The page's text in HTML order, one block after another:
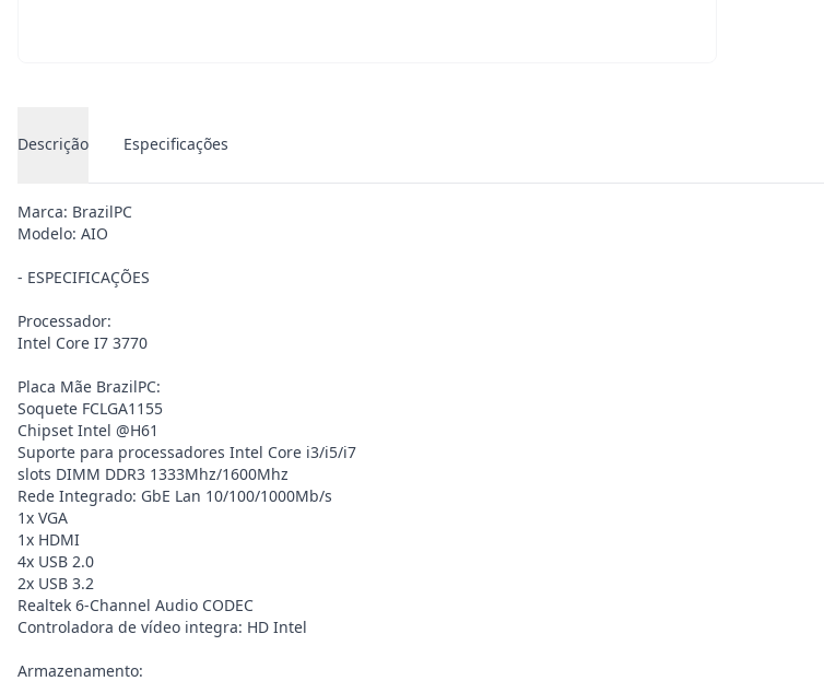
Descrição Especificações
Marca: BrazilPC
Modelo: AIO
- ESPECIFICAÇÕES
Processador:
Intel Core I7 3770
Placa Mãe BrazilPC:
Soquete FCLGA1155
Chipset Intel @H61
Suporte para processadores Intel Core i3/i5/i7
slots DIMM DDR3 1333Mhz/1600Mhz
Rede Integrado: GbE Lan 10/100/1000Mb/s
1x VGA
1x HDMI
4x USB 2.0
2x USB 3.2
Realtek 6-Channel Audio CODEC
Controladora de vídeo integra: HD Intel
Armazenamento: